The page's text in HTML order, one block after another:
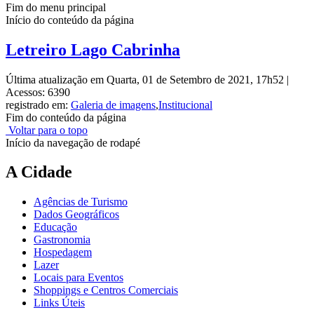
Fim do menu principal
Início do conteúdo da página
Letreiro Lago Cabrinha
Última atualização em Quarta, 01 de Setembro de 2021, 17h52 |
Acessos: 6390
registrado em: Galeria de imagens,Institucional
Fim do conteúdo da página
Voltar para o topo
Início da navegação de rodapé
A Cidade
Agências de Turismo
Dados Geográficos
Educação
Gastronomia
Hospedagem
Lazer
Locais para Eventos
Shoppings e Centros Comerciais
Links Úteis